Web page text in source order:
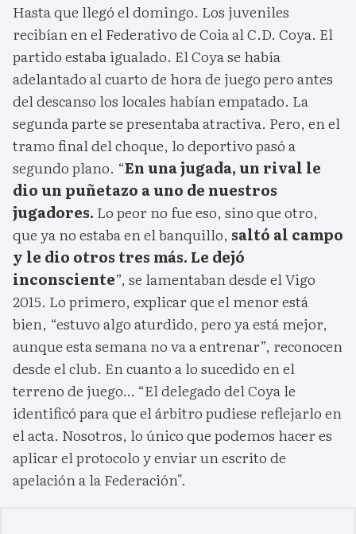
Hasta que llegó el domingo. Los juveniles
recibían en el Federativo de Coia al C.D. Coya. El
partido estaba igualado. El Coya se había
adelantado al cuarto de hora de juego pero antes
del descanso los locales habían empatado. La
segunda parte se presentaba atractiva. Pero, en el
tramo final del choque, lo deportivo pasó a
segundo plano. “En una jugada, un rival le
dio un puñetazo a uno de nuestros
jugadores. Lo peor no fue eso, sino que otro,
que ya no estaba en el banquillo, saltó al campo
y le dio otros tres más. Le dejó
inconsciente”, se lamentaban desde el Vigo
2015. Lo primero, explicar que el menor está
bien, “estuvo algo aturdido, pero ya está mejor,
aunque esta semana no va a entrenar”, reconocen
desde el club. En cuanto a lo sucedido en el
terreno de juego… “El delegado del Coya le
identificó para que el árbitro pudiese reflejarlo en
el acta. Nosotros, lo único que podemos hacer es
aplicar el protocolo y enviar un escrito de
apelación a la Federación".